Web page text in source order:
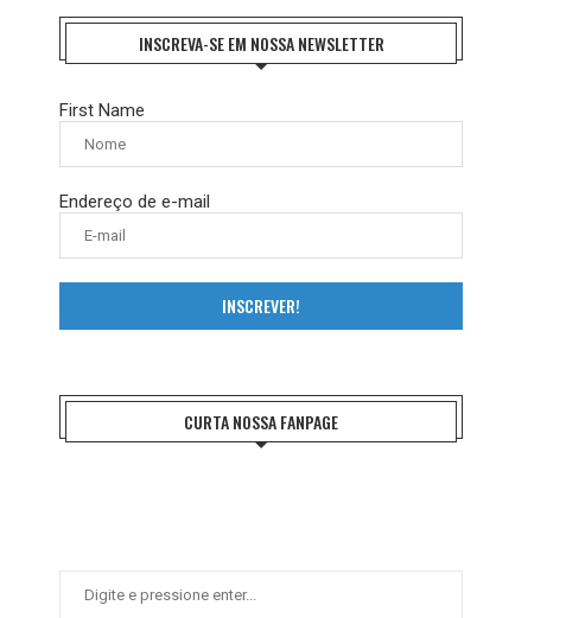
INSCREVA-SE EM NOSSA NEWSLETTER
First Name
Endereço de e-mail
INSCREVER!
CURTA NOSSA FANPAGE